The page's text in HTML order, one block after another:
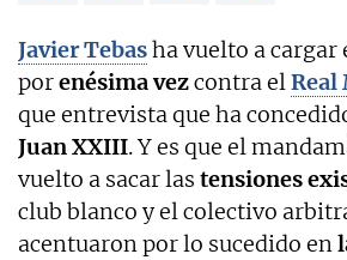
Javier Tebasha vuelto a cargar
porenésima vezcontra elReal
que entrevista que ha
Juan XXIII. Y es que el
vuelto a sacar las tensiones
club blanco y el colectivo
acentuaron por lo sucedido en